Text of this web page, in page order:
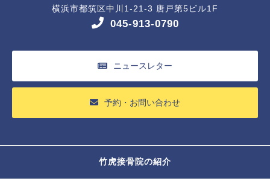
横浜市都筑区中川1-21-3 唐戸第5ビル1F
045-913-0790
ニュースレター
予約・お問い合わせ
竹虎接骨院の紹介